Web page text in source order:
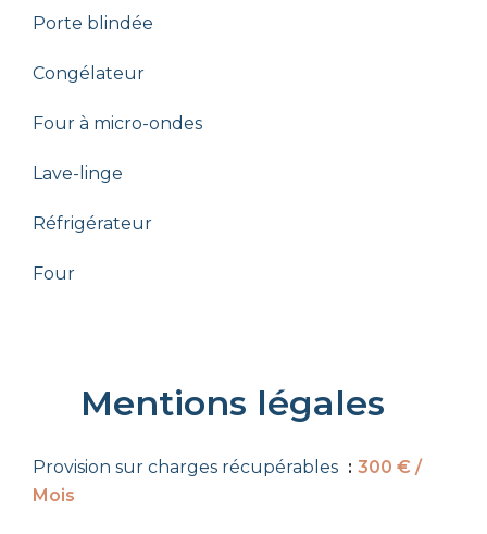
Porte blindée
Congélateur
Four à micro-ondes
Lave-linge
Réfrigérateur
Four
Mentions légales
Provision sur charges récupérables
300 € /
Mois